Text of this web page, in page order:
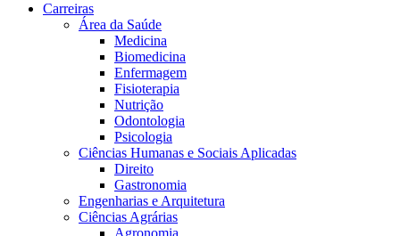
Carreiras
Área da Saúde
Medicina
Biomedicina
Enfermagem
Fisioterapia
Nutrição
Odontologia
Psicologia
Ciências Humanas e Sociais Aplicadas
Direito
Gastronomia
Engenharias e Arquitetura
Ciências Agrárias